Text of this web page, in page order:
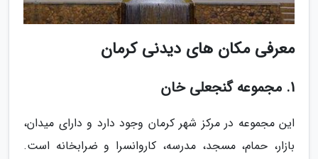
معرفی مکان های دیدنی کرمان
1. مجموعه گنجعلی خان
این مجموعه در مرکز شهر کرمان وجود دارد و دارای میدان،
بازار، حمام، مسجد، مدرسه، کاروانسرا و ضرابخانه است.